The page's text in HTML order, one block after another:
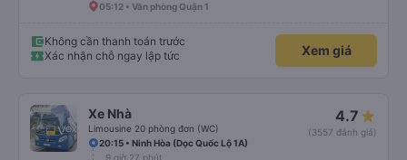
05:12 • Văn phòng Quận 1
Không cần thanh toán trước
Xác nhận chỗ ngay lập tức
Xem giá
Xe Nhà
Limousine 20 phòng đơn (WC)
4.7
(3557 đánh giá)
20:15 • Ninh Hòa (Dọc Quốc Lộ 1A)
9 giờ 27 phút